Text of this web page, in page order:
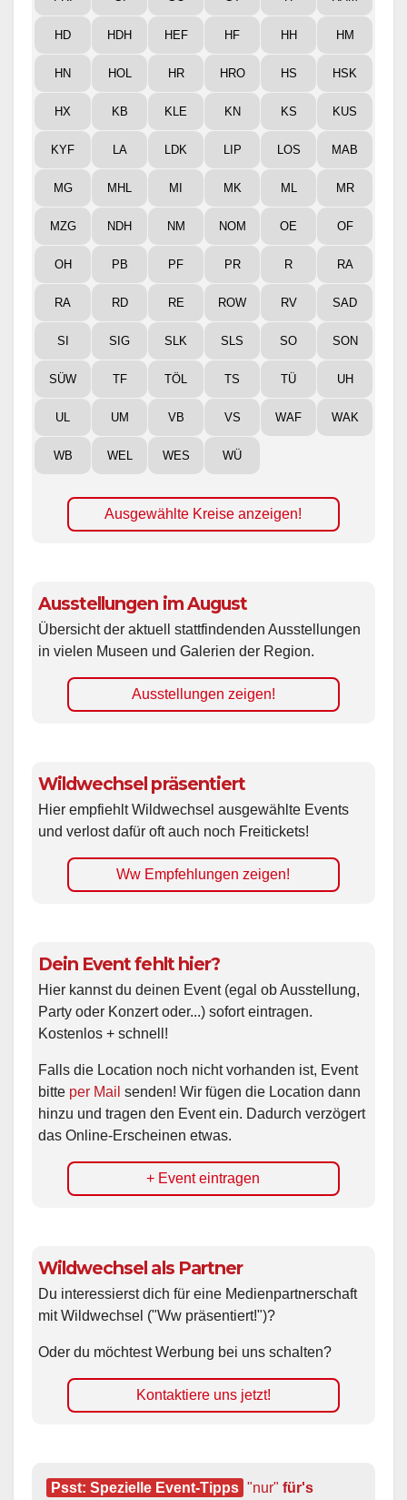
HD HDH HEF HF HH HM
HN HOL HR HRO HS HSK
HX KB KLE KN KS KUS
KYF LA LDK LIP LOS MAB
MG MHL MI MK ML MR
MZG NDH NM NOM OE OF
OH PB PF PR R RA
RA RD RE ROW RV SAD
SI SIG SLK SLS SO SON
SÜW TF TÖL TS TÜ UH
UL UM VB VS WAF WAK
WB WEL WES WÜ
Ausgewählte Kreise anzeigen!
Ausstellungen im August
Übersicht der aktuell stattfindenden Ausstellungen
in vielen Museen und Galerien der Region.
Ausstellungen zeigen!
Wildwechsel präsentiert
Hier empfiehlt Wildwechsel ausgewählte Events
und verlost dafür oft auch noch Freitickets!
Ww Empfehlungen zeigen!
Dein Event fehlt hier?
Hier kannst du deinen Event (egal ob Ausstellung,
Party oder Konzert oder...) sofort eintragen.
Kostenlos + schnell!
Falls die Location noch nicht vorhanden ist, Event
bitte per Mail senden! Wir fügen die Location dann
hinzu und tragen den Event ein. Dadurch verzögert
das Online-Erscheinen etwas.
+ Event eintragen
Wildwechsel als Partner
Du interessierst dich für eine Medienpartnerschaft
mit Wildwechsel ("Ww präsentiert!")?
Oder du möchtest Werbung bei uns schalten?
Kontaktiere uns jetzt!
Psst: Spezielle Event-Tipps "nur" für's